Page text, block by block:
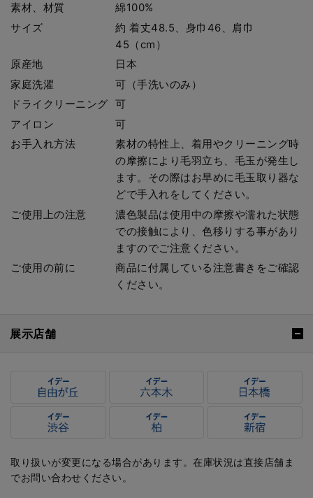
素材、材質
綿100%
サイズ
約 着丈48.5、身巾46、肩巾
45（cm）
原産地
日本
家庭洗濯
可（手洗いのみ）
ドライクリーニング
可
アイロン
可
お手入れ方法
素材の特性上、着用やクリーニング時
の摩擦により毛羽立ち、毛玉が発生し
ます。その際はお早めに毛玉取り器な
どで手入れをしてください。
ご使用上の注意
濃色製品は使用中の摩擦や濡れた状態
での接触により、色移りする事があり
ますのでご注意ください。
ご使用の前に
商品に付属している注意書きをご確認
ください。
展示店舗
取り扱いが変更になる場合があります。在庫状況は直接店舗ま
でお問い合わせください。